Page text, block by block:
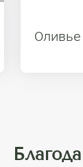
Оливье